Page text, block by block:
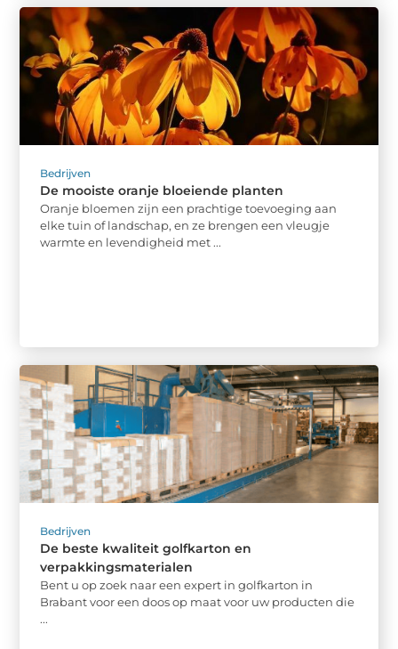
Bedrijven
De mooiste oranje bloeiende planten
Oranje bloemen zijn een prachtige toevoeging aan
elke tuin of landschap, en ze brengen een vleugje
warmte en levendigheid met ...
Bedrijven
De beste kwaliteit golfkarton en
verpakkingsmaterialen
Bent u op zoek naar een expert in golfkarton in
Brabant voor een doos op maat voor uw producten die
...